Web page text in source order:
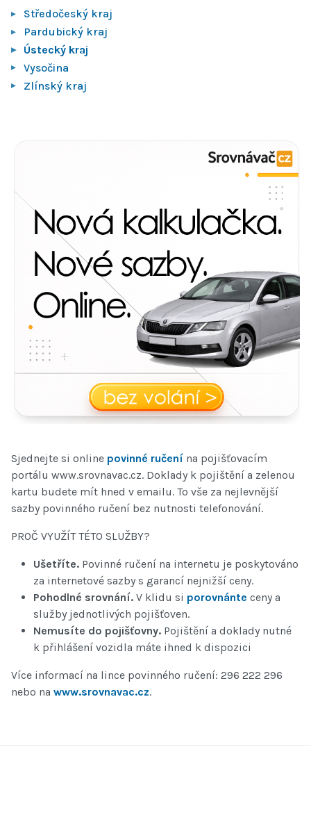
Středočeský kraj
Pardubický kraj
Ústecký kraj
Vysočina
Zlínský kraj
Sjednejte si online povinné ručení na pojišťovacím
portálu www.srovnavac.cz. Doklady k pojištění a zelenou
kartu budete mít hned v emailu. To vše za nejlevnější
sazby povinného ručení bez nutnosti telefonování.
PROČ VYUŽÍT TÉTO SLUŽBY?
Ušetříte. Povinné ručení na internetu je poskytováno
za internetové sazby s garancí nejnižší ceny.
Pohodlné srovnání. V klidu si porovnánte ceny a
služby jednotlivých pojišťoven.
Nemusíte do pojišťovny. Pojištění a doklady nutné
k přihlášení vozidla máte ihned k dispozici
Více informací na lince povinného ručení: 296 222 296
nebo na www.srovnavac.cz.